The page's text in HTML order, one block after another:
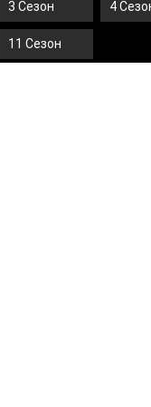
3 Сезон 4
11 Сезон